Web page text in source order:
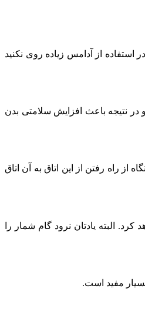
از آدامس زیاده روی نکنید
در نتیجه باعث افزایش سلامتی بدن
راه رفتن از این اتاق به آن اتاق
به شما در خندیدن کمک خواهد کرد. البته یادتان نرود گام شمار را
مفید است.